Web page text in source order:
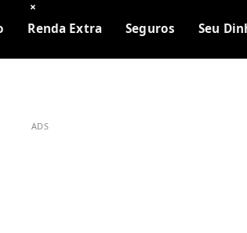
Renda Extra Seguros Seu
ADS
×